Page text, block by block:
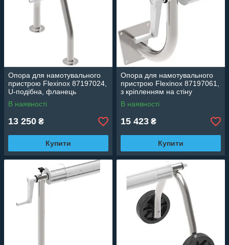
Опора для намотувального
пристрою Flexinox 87197024,
U-подібна, фланець
В наявності
13 250 ₴
Купити
Опора для намотувального
пристрою Flexinox 87197061,
з кріпленням на стіну
В наявності
15 423 ₴
Купити